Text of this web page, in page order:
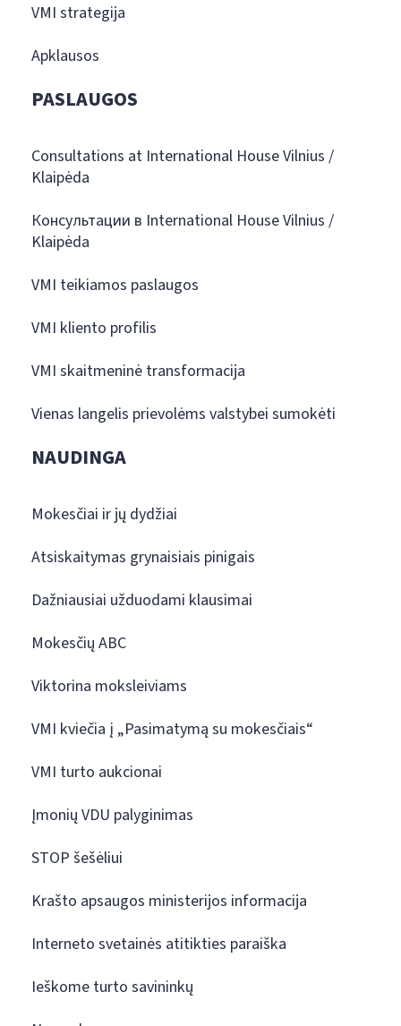
VMI strategija
Apklausos
PASLAUGOS
Consultations at International House Vilnius /
Klaipėda
Консультации в International House Vilnius /
Klaipėda
VMI teikiamos paslaugos
VMI kliento profilis
VMI skaitmeninė transformacija
Vienas langelis prievolėms valstybei sumokėti
NAUDINGA
Mokesčiai ir jų dydžiai
Atsiskaitymas grynaisiais pinigais
Dažniausiai užduodami klausimai
Mokesčių ABC
Viktorina moksleiviams
VMI kviečia į „Pasimatymą su mokesčiais“
VMI turto aukcionai
Įmonių VDU palyginimas
STOP šešėliui
Krašto apsaugos ministerijos informacija
Interneto svetainės atitikties paraiška
Ieškome turto savininkų